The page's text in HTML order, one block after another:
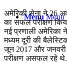
Menu Menu
अमेरिकी सेना ने 26
का सफल परीक्षण
नई प्रणाली अमेरिका
मध्यम दूरी की
जून 2017 और जनवरी
परीक्षण असफल रहे थे.